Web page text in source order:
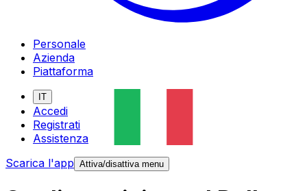
Personale
Azienda
Piattaforma
IT
Accedi
Registrati
Assistenza
Scarica l'app Attiva/disattiva menu